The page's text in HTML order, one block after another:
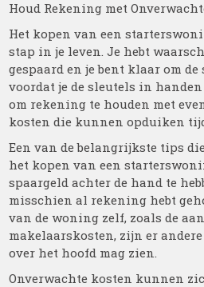
Houd Rekening met
Het kopen van een
stap in je leven. Je hebt
gespaard en je bent klaar om
voordat je de sleutels in
om rekening te houden met
kosten die kunnen opduiken
Een van de belangrijkste tips
het kopen van een
spaargeld achter de hand te
misschien al rekening hebt
van de woning zelf, zoals de
makelaarskosten, zijn er
over het hoofd mag zien.
Onverwachte kosten kunnen